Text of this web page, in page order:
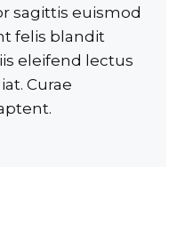
sagittis euismod
felis blandit
eleifend lectus
Curae